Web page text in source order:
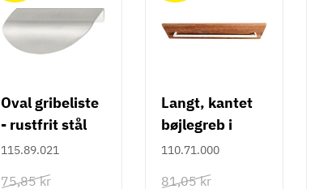
Oval gribeliste
- rustfrit stål
115.89.021
75,85 kr
Langt, kantet
bøjlegreb i
rustfrit stål m/
110.71.000
81,05 kr